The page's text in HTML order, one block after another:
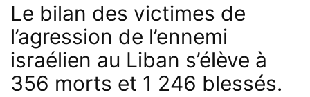
Le bilan des victimes de
l’agression de l’ennemi
israélien au Liban s’élève à
356 morts et 1 246 blessés.